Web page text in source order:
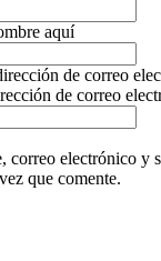
aquí
de correo
de correo
correo electrónico y
que comente.